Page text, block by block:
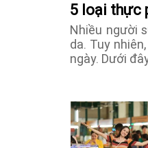
5 loại thực
Nhiều người
da. Tuy
ngày. Dưới